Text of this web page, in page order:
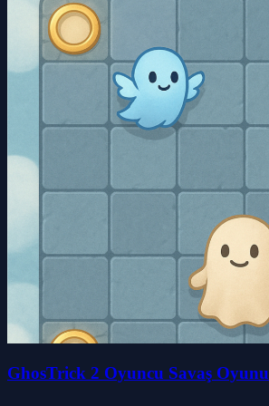
GhosTrick 2 Oyuncu Savaş Oyunu